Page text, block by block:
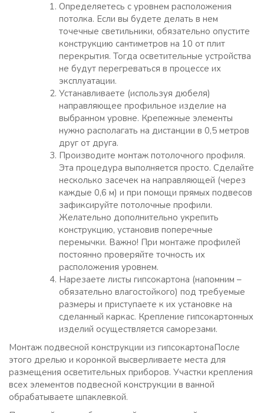
Определяетесь с уровнем расположения
потолка. Если вы будете делать в нем
точечные светильники, обязательно опустите
конструкцию сантиметров на 10 от плит
перекрытия. Тогда осветительные устройства
не будут перегреваться в процессе их
эксплуатации.
Устанавливаете (используя дюбеля)
направляющее профильное изделие на
выбранном уровне. Крепежные элементы
нужно располагать на дистанции в 0,5 метров
друг от друга.
Производите монтаж потолочного профиля.
Эта процедура выполняется просто. Сделайте
несколько засечек на направляющей (через
каждые 0,6 м) и при помощи прямых подвесов
зафиксируйте потолочные профили.
Желательно дополнительно укрепить
конструкцию, установив поперечные
перемычки. Важно! При монтаже профилей
постоянно проверяйте точность их
расположения уровнем.
Нарезаете листы гипсокартона (напомним –
обязательно влагостойкого) под требуемые
размеры и приступаете к их установке на
сделанный каркас. Крепление гипсокартонных
изделий осуществляется саморезами.
Монтаж подвесной конструкции из гипсокартонаПосле
этого дрелью и коронкой высверливаете места для
размещения осветительных приборов. Участки крепления
всех элементов подвесной конструкции в ванной
обрабатываете шпаклевкой.